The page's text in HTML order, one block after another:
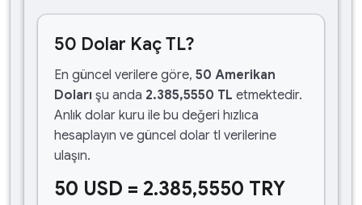
50 Dolar Kaç TL?
En güncel verilere göre, 50 Amerikan
Doları şu anda 2.385,5550 TL etmektedir.
Anlık dolar kuru ile bu değeri hızlıca
hesaplayın ve güncel dolar tl verilerine
ulaşın.
50 USD = 2.385,5550 TRY